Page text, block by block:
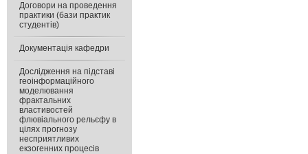
Договори на проведення
практики (бази практик
студентів)
Документація кафедри
Дослідження на підставі
геоінформаційного
моделювання
фрактальних
властивостей
флювіального рельєфу в
цілях прогнозу
несприятливих
екзогенних процесів